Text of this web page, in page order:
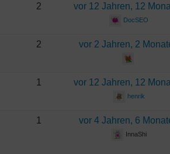
2 vor 12 Jahren, 12
DocSEO
2 vor 2 Jahren, 2
1 vor 12 Jahren, 12
henrik
1 vor 4 Jahren, 6
InnaShi